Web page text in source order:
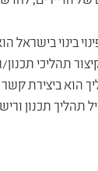
תהליכי
ביצירת קשר
תכנון